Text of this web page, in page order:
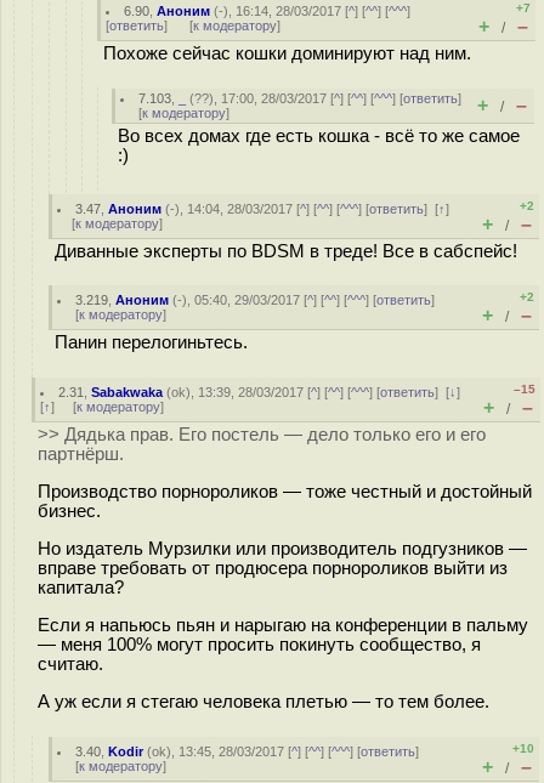
6.90 ,Аноним (-), 16:14, 28/03/2017 [^] [^^] [^^^]
[ответить] [к модератору]
+7
+ / –
Похоже сейчас кошки доминируют над ним.
7.103 (??), 17:00, 28/03/2017 [^] [^^] [^^^] [ответить]
[к модератору] + / –
Во всех домах где есть кошка - всё то же самое
:)
3.47 ,Аноним (-), 14:04, 28/03/2017 [^] [^^] [^^^] [ответить][↑]
[к модератору]
+2
+ / –
Диванные эксперты по BDSM в треде! Все в сабспейс!
3.219 ,Аноним (-), 05:40, 29/03/2017 [^] [^^] [^^^] [ответить]
[к модератору]
+2
+ / –
Панин перелогиньтесь.
2.31 ,Sabakwaka (ok), 13:39, 28/03/2017 [^] [^^] [^^^] [ответить][↓]
[↑] [к модератору]
–15
+ / –
>> Дядька прав. Его постель — дело только его и его
партнёрш.
Производство порнороликов — тоже честный и достойный
бизнес.
Но издатель Мурзилки или производитель подгузников —
вправе требовать от продюсера порнороликов выйти из
капитала?
Если я напьюсь пьян и нарыгаю на конференции в пальму
— меня 100% могут просить покинуть сообщество, я
считаю.
А уж если я стегаю человека плетью — то тем более.
3.40 ,Kodir(ok), 13:45, 28/03/2017 [^] [^^] [^^^] [ответить]
[к модератору]
+10
+ / –